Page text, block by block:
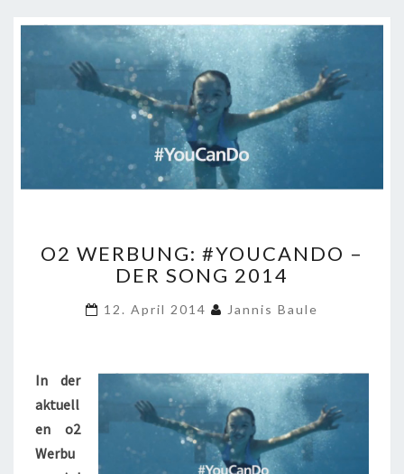
WERBUNG:
#YOUCANDO
DER
O2 WERBUNG: #YOUCANDO –
DER SONG 2014
12. April 2014 Jannis Baule
In der
aktuell
en o2
Werbu